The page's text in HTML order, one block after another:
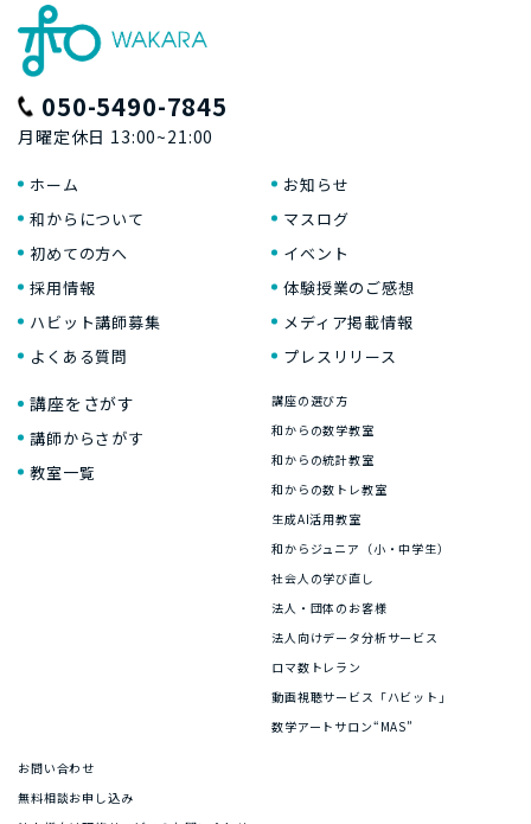
050-5490-7845
月曜定休日 13:00~21:00
ホーム
和からについて
初めての方へ
採用情報
ハビット講師募集
よくある質問
お知らせ
マスログ
イベント
体験授業のご感想
メディア掲載情報
プレスリリース
講座をさがす
講師からさがす
教室一覧
講座の選び方
和からの数学教室
和からの統計教室
和からの数トレ教室
生成AI活用教室
和からジュニア（小・中学生）
社会人の学び直し
法人・団体のお客様
法人向けデータ分析サービス
ロマ数トレラン
動画視聴サービス「ハビット」
数学アートサロン“MAS”
お問い合わせ
無料相談お申し込み